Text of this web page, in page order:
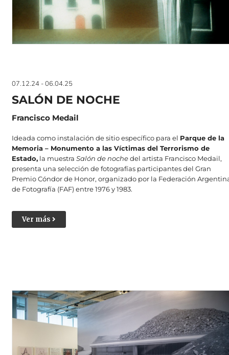
07.12.24 - 06.04.25
SALÓN DE NOCHE
Francisco Medail
Ideada como instalación de sitio específico para el Parque de la
Memoria – Monumento a las Víctimas del Terrorismo de
Estado, la muestra Salón de nochedel artista Francisco Medail,
presenta una selección de fotografías participantes del Gran
Premio Cóndor de Honor, organizado por la Federación
de Fotografía (FAF) entre 1976 y 1983.
Ver más